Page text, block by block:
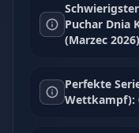
Puchar Dnia
(Marzec
Perfekte
Wettkampf):